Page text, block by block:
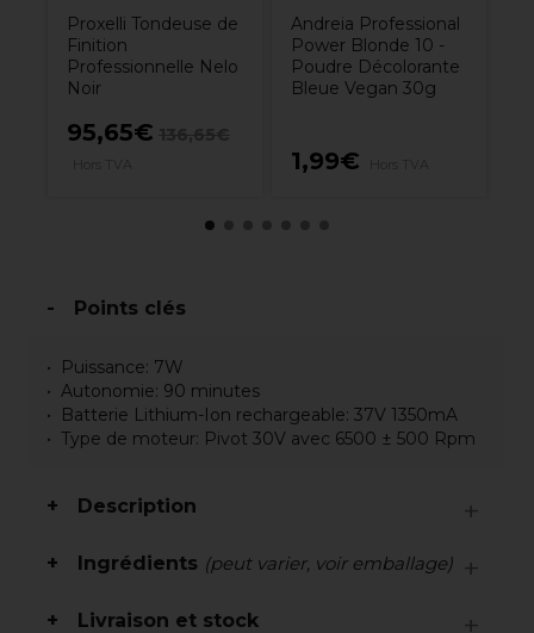
Proxelli Tondeuse de
Finition
Professionnelle Nelo
Noir
95,65€
Andreia Professional
Power Blonde 10 -
Poudre Décolorante
Bleue Vegan 30g
1,99€
Points clés
Puissance: 7W
Autonomie: 90 minutes
Batterie Lithium-Ion rechargeable: 37V 1350mA
Type de moteur: Pivot 30V avec 6500 ± 500 Rpm
Description
Ingrédients (peut varier, voir emballage)
Livraison et stock